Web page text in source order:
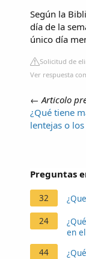
Según la
día de la
único día
Solicitud de
Ver respuesta
← Articolo
¿Qué tiene
lentejas o
Preguntas
32
24
en
44